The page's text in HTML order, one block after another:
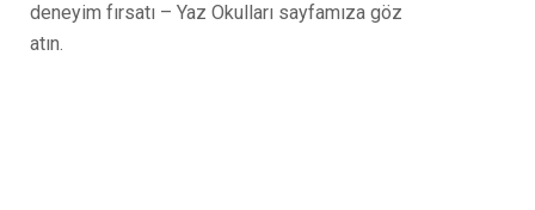
deneyim fırsatı – Yaz Okulları sayfamıza göz
atın.